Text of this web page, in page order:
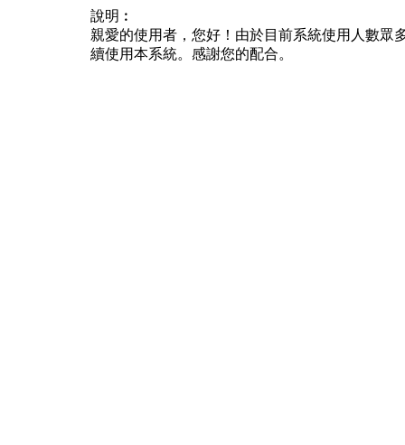
說明︰
親愛的使用者，您好！由於目前系統使用人數眾
續使用本系統。感謝您的配合。